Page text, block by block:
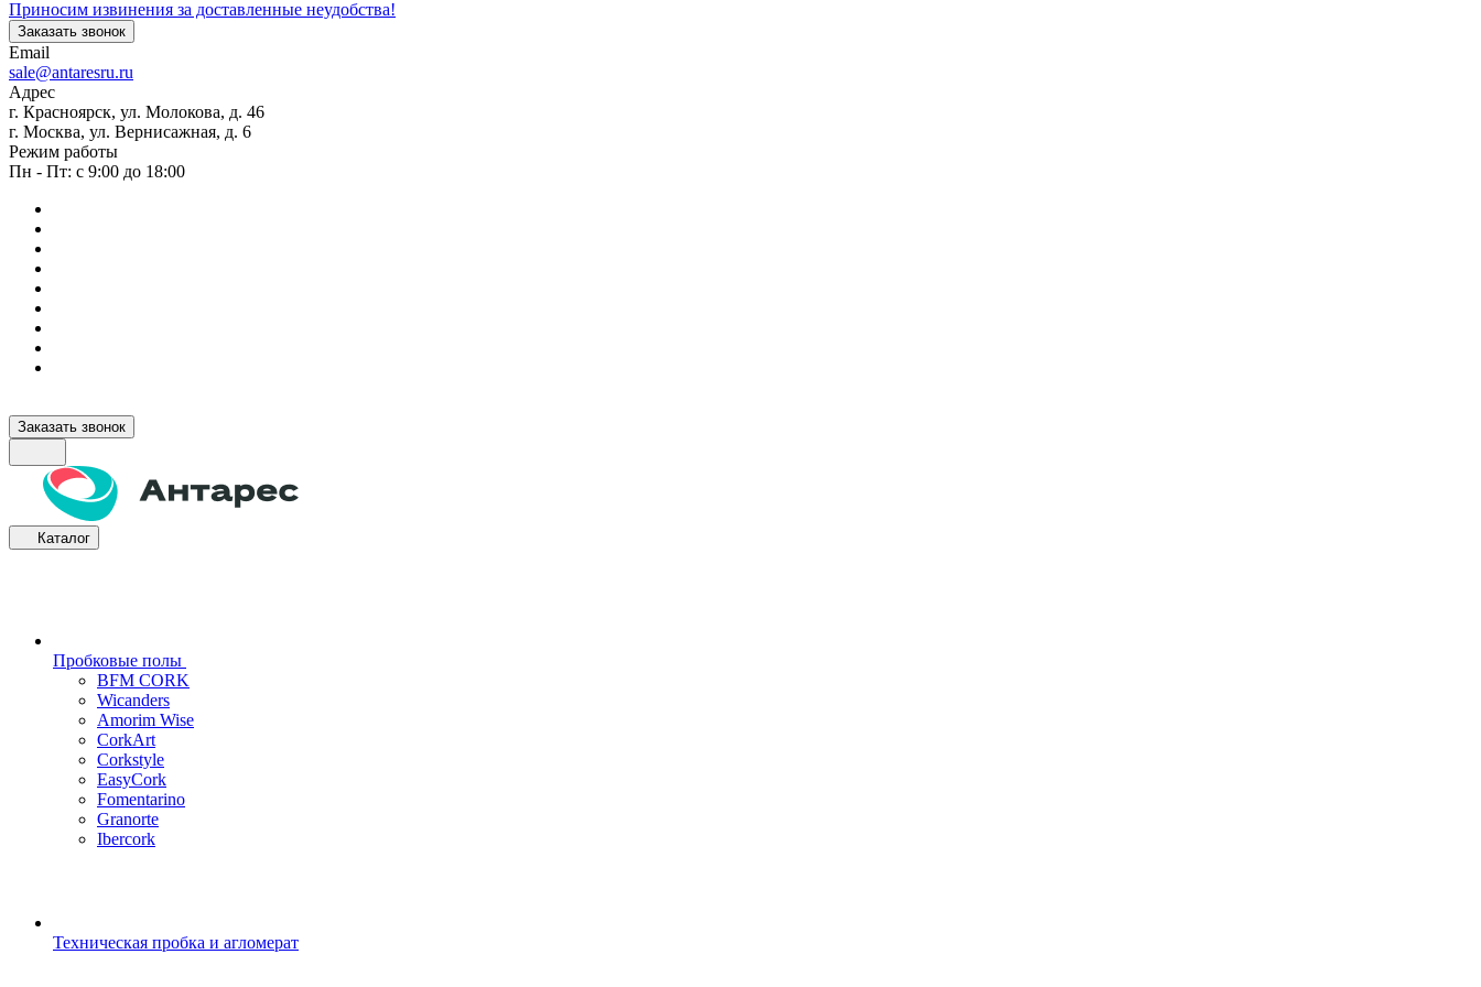
Приносим извинения за доставленные неудобства!
Заказать звонок
Email
sale@antaresru.ru
Адрес
г. Красноярск, ул. Молокова, д. 46
г. Москва, ул. Вернисажная, д. 6
Режим работы
Пн - Пт: с 9:00 до 18:00
Заказать звонок
Каталог
Пробковые полы
BFM CORK
Wicanders
Amorim Wise
CorkArt
Corkstyle
EasyCork
Fomentarino
Granorte
Ibercork
Техническая пробка и агломерат